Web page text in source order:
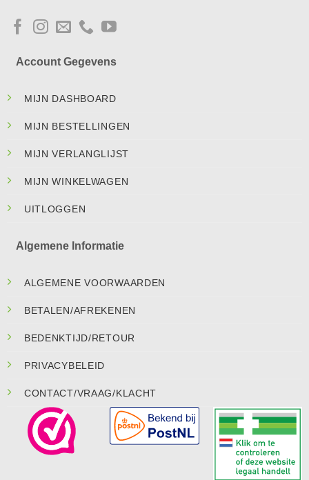
Account Gegevens
MIJN DASHBOARD
MIJN BESTELLINGEN
MIJN VERLANGLIJST
MIJN WINKELWAGEN
UITLOGGEN
Algemene Informatie
ALGEMENE VOORWAARDEN
BETALEN/AFREKENEN
BEDENKTIJD/RETOUR
PRIVACYBELEID
CONTACT/VRAAG/KLACHT